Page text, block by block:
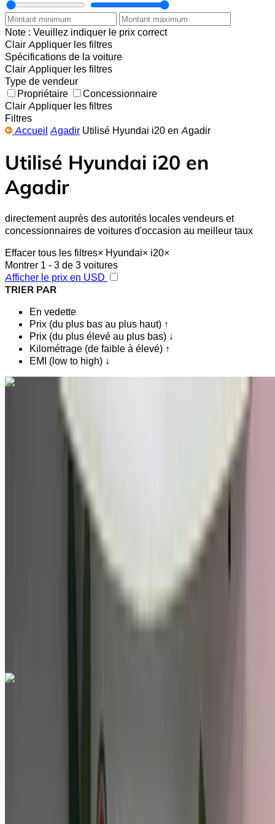
Note : Veuillez indiquer le prix correct
Clair Appliquer les filtres
Spécifications de la voiture
Clair Appliquer les filtres
Type de vendeur
Propriétaire
Concessionnaire
Clair Appliquer les filtres
Filtres
Accueil Agadir Utilisé Hyundai i20 en Agadir
Utilisé Hyundai i20 en
Agadir
directement auprès des autorités locales vendeurs et
concessionnaires de voitures d'occasion au meilleur taux
Effacer tous les filtres× Hyundai× i20×
Montrer 1 - 3 de 3 voitures
Afficher le prix en USD
TRIER PAR
En vedette
Prix (du plus bas au plus haut) ↑
Prix (du plus élevé au plus bas) ↓
Kilométrage (de faible à élevé) ↑
EMI (low to high) ↓
Vous aimez ce que vous voyez ?
Hyundai i20 1.4 MPi Seductive 2023
à vendre en Agadir: Blanc Compactes, Essence Voiture,
Autres Spécifications, Auto 4-porte
Aéroport Agadir, Agadir
Aéroport Agadir,
Autres Spécifications
Auto Transmission